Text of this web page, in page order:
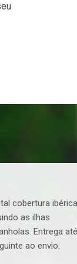
cobertura ibérica
as ilhas
Entrega até
ao envio.